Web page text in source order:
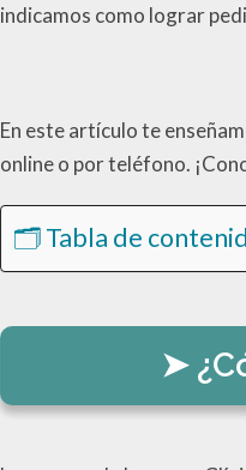
indicamos como lograr
En este artículo te
online o por teléfono.
🗂️ Tabla de